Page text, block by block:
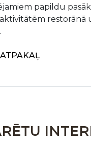
papildu
restorānā
ATPAKAĻ